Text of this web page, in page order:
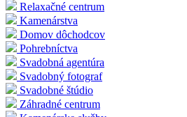
Relaxačné centrum
Kamenárstva
Domov dôchodcov
Pohrebníctva
Svadobná agentúra
Svadobný fotograf
Svadobné štúdio
Záhradné centrum